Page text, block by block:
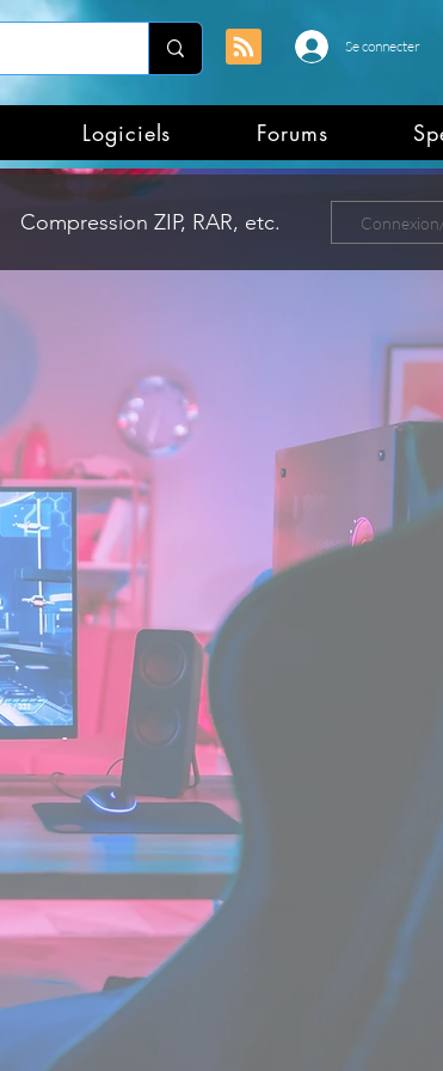
Se connecter
Logiciels Forums
Compression ZIP, RAR, etc.
Mises à jour
disque
Services en ligne